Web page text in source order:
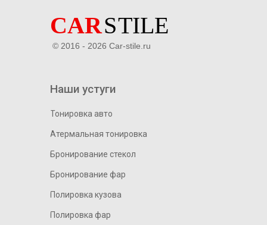
Наши устуги
Тонировка авто
Атермальная тонировка
Бронирование стекол
Бронирование фар
Полировка кузова
Полировка фар
© 2016 - 2026 Car-stile.ru